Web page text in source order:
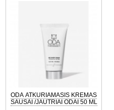
ODA ATKURIAMASIS KREMAS
SAUSAI /JAUTRIAI ODAI 50 ML